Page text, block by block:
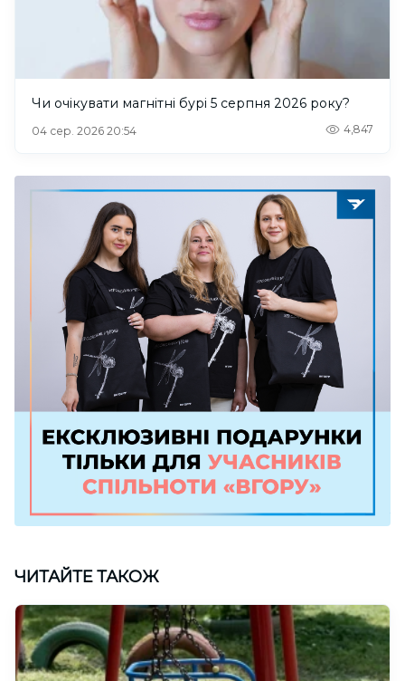
Чи очікувати магнітні бурі 5 серпня 2026 року?
04 сер. 2026 20:54 4,847
ЧИТАЙТЕ ТАКОЖ